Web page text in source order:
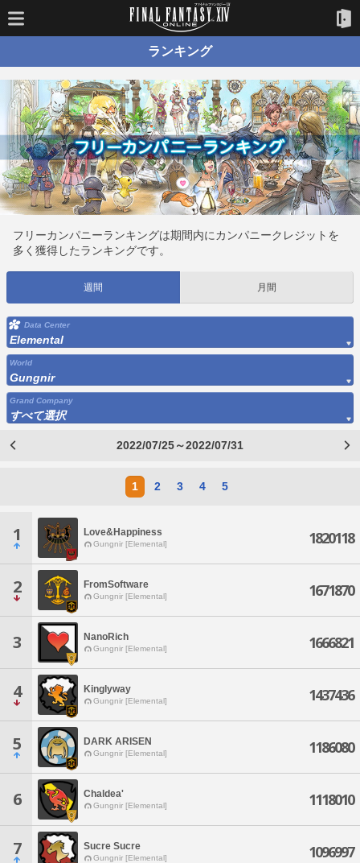
ランキング
フリーカンパニーランキングは期間内にカンパニークレジットを
多く獲得したランキングです。
週間 月間
Data Center
Elemental
World
Gungnir
Grand Company
すべて選択
2022/07/25～2022/07/31
1 2 3 4 5
1 Love&Happiness
Gungnir [Elemental] 1820118
2 FromSoftware
Gungnir [Elemental] 1671870
3 NanoRich
Gungnir [Elemental] 1666821
4 Kinglyway
Gungnir [Elemental] 1437436
5 DARK ARISEN
Gungnir [Elemental] 1186080
6 Chaldea'
Gungnir [Elemental] 1118010
7 Sucre Sucre
Gungnir [Elemental] 1096997